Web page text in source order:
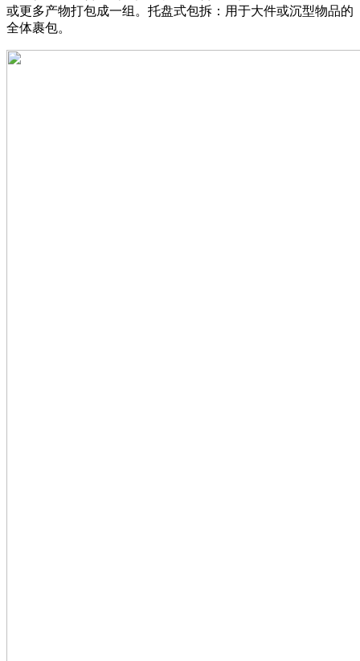
或更多产物打包成一组。托盘式包拆：用于大件或沉型物品的
全体裹包。